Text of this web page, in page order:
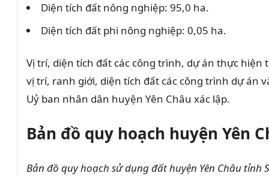
Diện tích đất nông nghiệp: 95,0 ha.
Diện tích đất phi nông nghiệp: 0,05 ha.
Vị trí, diện tích đất các công trình, dự án thực
vị trí, ranh giới, diện tích đất các công trình dự án
Uỷ ban nhân dân huyện Yên Châu xác lập.
Bản đồ quy hoạch huyện Yên
Bản đồ quy hoạch sử dụng đất huyện Yên Châu tỉnh